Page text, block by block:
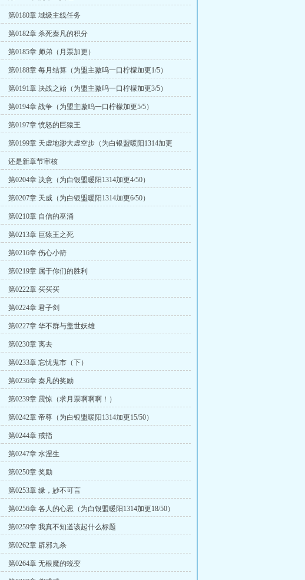
第0180章 域级主线任务
第0182章 杀死秦凡的积分
第0185章 师弟（月票加更）
第0188章 每月结算（为盟主嗷呜一口柠檬加更1/5）
第0191章 决战之始（为盟主嗷呜一口柠檬加更3/5）
第0194章 战争（为盟主嗷呜一口柠檬加更5/5）
第0197章 愤怒的巨猿王
第0199章 天虚地渺大虚空步（为白银盟暖阳1314加更
1/50）
还是新章节审核
第0204章 决意（为白银盟暖阳1314加更4/50）
第0207章 天威（为白银盟暖阳1314加更6/50）
第0210章 自信的巫涌
第0213章 巨猿王之死
第0216章 伤心小箭
第0219章 属于你们的胜利
第0222章 买买买
第0224章 君子剑
第0227章 华不群与盖世妖雄
第0230章 离去
第0233章 忘忧鬼市（下）
第0236章 秦凡的奖励
第0239章 震惊（求月票啊啊啊！）
第0242章 帝尊（为白银盟暖阳1314加更15/50）
第0244章 戒指
第0247章 水涅生
第0250章 奖励
第0253章 缘，妙不可言
第0256章 各人的心思（为白银盟暖阳1314加更18/50）
第0259章 我真不知道该起什么标题
第0262章 辟邪九杀
第0264章 无根魔的蜕变